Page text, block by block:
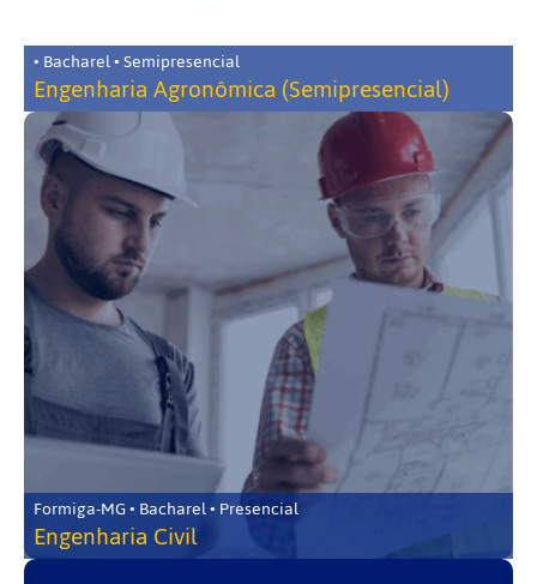
• Bacharel • Semipresencial
Engenharia Agronômica (Semipresencial)
Formiga-MG • Bacharel • Presencial
Engenharia Civil